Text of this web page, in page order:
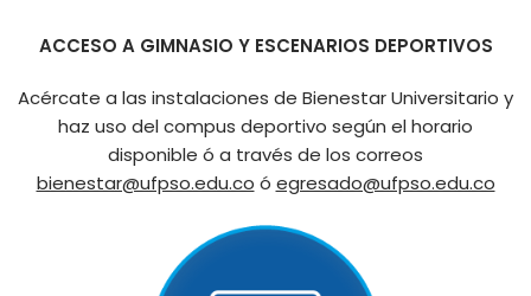
ACCESO A GIMNASIO Y ESCENARIOS DEPORTIVOS
Acércate a las instalaciones de Bienestar Universitario y
haz uso del compus deportivo según el horario
disponible ó a través de los correos
bienestar@ufpso.edu.co ó egresado@ufpso.edu.co